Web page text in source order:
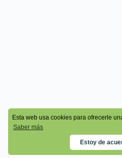
Esta web usa cookies para ofrecerle
Saber más
Estoy de
© 2026 - Cala